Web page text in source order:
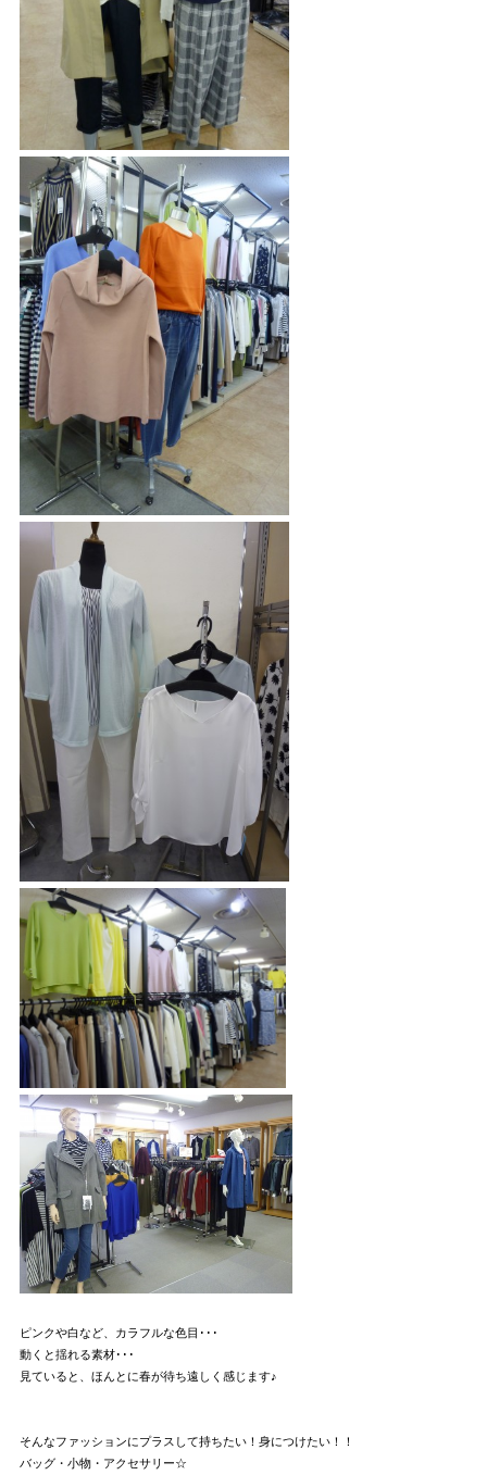
ピンクや白など、カラフルな色目･･･
動くと揺れる素材･･･
見ていると、ほんとに春が待ち遠しく感じます♪
そんなファッションにプラスして持ちたい！身につけたい！！
バッグ・小物・アクセサリー☆